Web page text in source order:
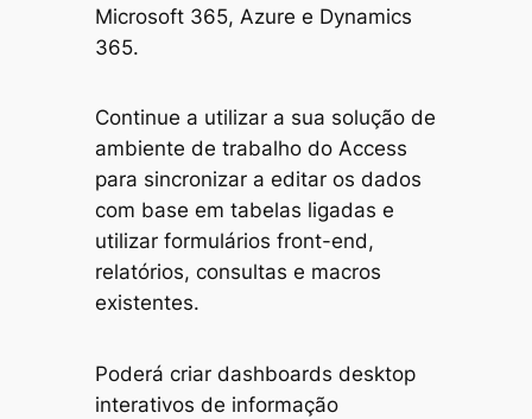
Microsoft 365, Azure e Dynamics
365.
Continue a utilizar a sua solução de
ambiente de trabalho do Access
para sincronizar a editar os dados
com base em tabelas ligadas e
utilizar formulários front-end,
relatórios, consultas e macros
existentes.
Poderá criar dashboards desktop
interativos de informação